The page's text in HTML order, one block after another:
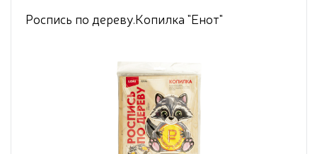
Роспись по дереву.Копилка "Енот"